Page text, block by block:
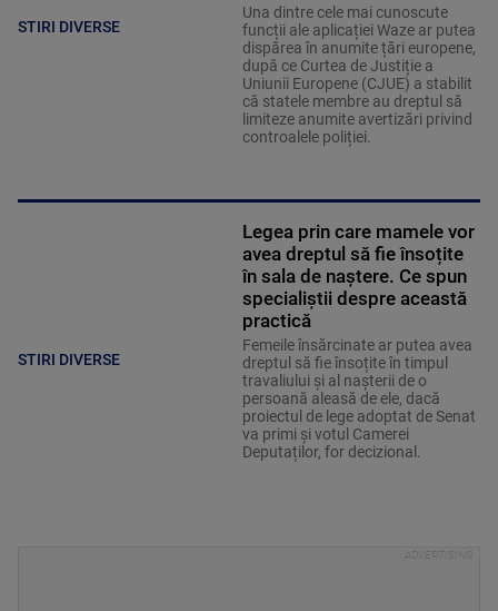
STIRI DIVERSE
Una dintre cele mai cunoscute
funcții ale aplicației Waze ar putea
dispărea în anumite țări europene,
după ce Curtea de Justiție a
Uniunii Europene (CJUE) a stabilit
că statele membre au dreptul să
limiteze anumite avertizări privind
controalele poliției.
STIRI DIVERSE
Legea prin care mamele vor
avea dreptul să fie însoțite
în sala de naștere. Ce spun
specialiștii despre această
practică
Femeile însărcinate ar putea avea
dreptul să fie însoțite în timpul
travaliului și al nașterii de o
persoană aleasă de ele, dacă
proiectul de lege adoptat de Senat
va primi și votul Camerei
Deputaților, for decizional.